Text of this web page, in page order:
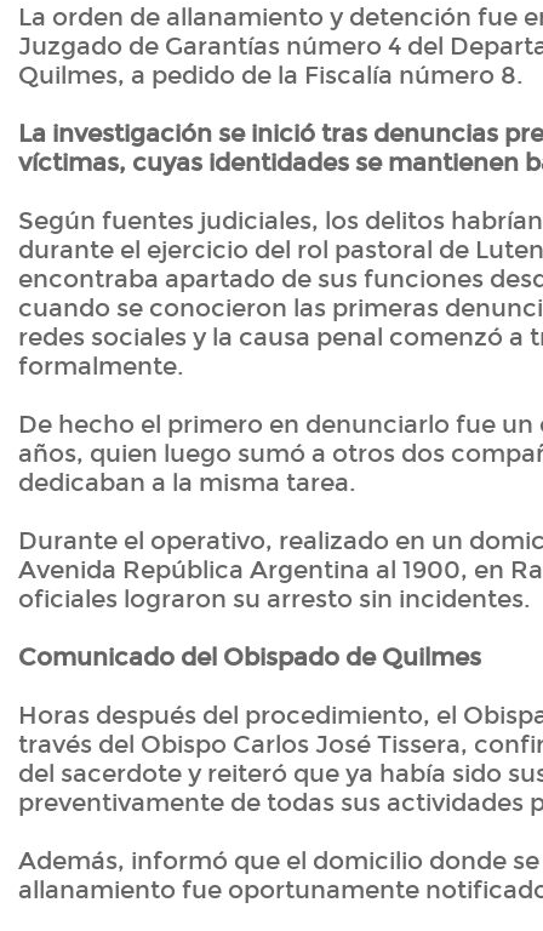
La orden de allanamiento y detención fue
Juzgado de Garantías número 4 del
Quilmes, a pedido de la Fiscalía número 8.
La investigación se inició tras denuncias
víctimas, cuyas identidades se mantienen
Según fuentes judiciales, los delitos
durante el ejercicio del rol pastoral de
encontraba apartado de sus funciones
cuando se conocieron las primeras
redes sociales y la causa penal comenzó a
formalmente.
De hecho el primero en denunciarlo fue un
años, quien luego sumó a otros dos
dedicaban a la misma tarea.
Durante el operativo, realizado en un
Avenida República Argentina al 1900, en
oficiales lograron su arresto sin incidentes.
Comunicado del Obispado de Quilmes
Horas después del procedimiento, el
través del Obispo Carlos José Tissera,
del sacerdote y reiteró que ya había sido
preventivamente de todas sus actividades
Además, informó que el domicilio donde
allanamiento fue oportunamente